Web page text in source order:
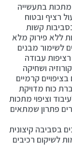
מתכות בתעשייה
רציף ובטוח
קשות
ללא פירוק מלא
לשימור מבנים
עבודה
ושחיקה
קרמיים
כוח מדויקת
וציפוי מתכות
פתרון שמתאים
בסביבה קיצונית
לשיקום רכיבים